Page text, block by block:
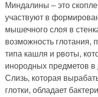
Миндалины – это
участвуют в
мышечного слоя в
возможность
типа кашля и рвоты,
инородных предметов
Слизь, которая
глотки, обладает